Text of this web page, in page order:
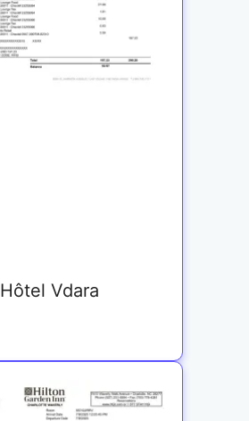
Hôtel Vdara